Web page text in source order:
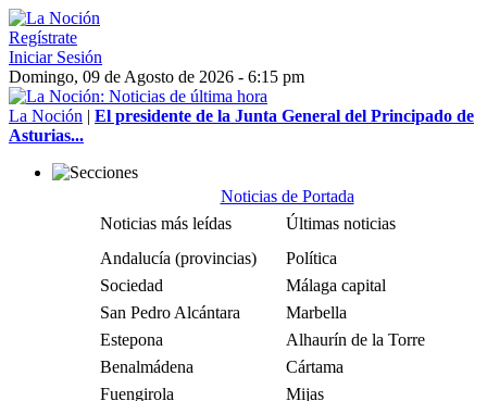
Regístrate
Iniciar Sesión
Domingo, 09 de Agosto de 2026 - 6:15 pm
La Noción | El presidente de la Junta General del Principado de
Asturias...
Noticias de Portada
Noticias más leídas
Últimas noticias
Andalucía (provincias)
Política
Sociedad
Málaga capital
San Pedro Alcántara
Marbella
Estepona
Alhaurín de la Torre
Benalmádena
Cártama
Fuengirola
Mijas